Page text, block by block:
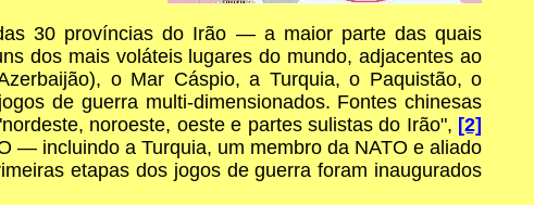
30 províncias do Irão — a maior parte das quais
dos mais voláteis lugares do mundo, adjacentes ao
o Mar Cáspio, a Turquia, o Paquistão, o
de guerra multi-dimensionados. Fontes chinesas
noroeste, oeste e partes sulistas do Irão", [2]
— incluindo a Turquia, um membro da NATO e aliado
etapas dos jogos de guerra foram inaugurados